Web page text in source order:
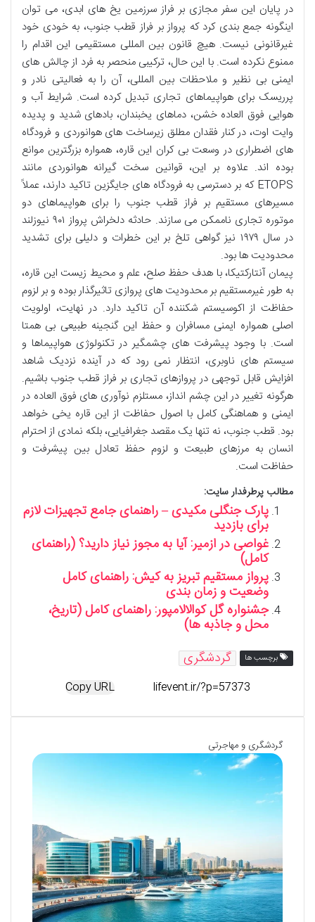
در پایان این سفر مجازی بر فراز سرزمین یخ های ابدی، می توان
اینگونه جمع بندی کرد که پرواز بر فراز قطب جنوب، به خودی خود
غیرقانونی نیست. هیچ قانون بین المللی مستقیمی این اقدام را
ممنوع نکرده است. با این حال، ترکیبی منحصر به فرد از چالش های
ایمنی بی نظیر و ملاحظات بین المللی، آن را به فعالیتی نادر و
پرریسک برای هواپیماهای تجاری تبدیل کرده است. شرایط آب و
هوایی فوق العاده خشن، دماهای یخبندان، بادهای شدید و پدیده
وایت اوت، در کنار فقدان مطلق زیرساخت های هوانوردی و فرودگاه
های اضطراری در وسعت بی کران این قاره، همواره بزرگترین موانع
بوده اند. علاوه بر این، قوانین سخت گیرانه هوانوردی مانند
ETOPS که بر دسترسی به فرودگاه های جایگزین تاکید دارند، عملاً
مسیرهای مستقیم بر فراز قطب جنوب را برای هواپیماهای دو
موتوره تجاری ناممکن می سازند. حادثه دلخراش پرواز ۹۰۱ نیوزلند
در سال ۱۹۷۹ نیز گواهی تلخ بر این خطرات و دلیلی برای تشدید
محدودیت ها بود.
پیمان آنتارکتیکا، با هدف حفظ صلح، علم و محیط زیست این قاره،
به طور غیرمستقیم بر محدودیت های پروازی تاثیرگذار بوده و بر لزوم
حفاظت از اکوسیستم شکننده آن تاکید دارد. در نهایت، اولویت
اصلی همواره ایمنی مسافران و حفظ این گنجینه طبیعی بی همتا
است. با وجود پیشرفت های چشمگیر در تکنولوژی هواپیماها و
سیستم های ناوبری، انتظار نمی رود که در آینده نزدیک شاهد
افزایش قابل توجهی در پروازهای تجاری بر فراز قطب جنوب باشیم.
هرگونه تغییر در این چشم انداز، مستلزم نوآوری های فوق العاده در
ایمنی و هماهنگی کامل با اصول حفاظت از این قاره یخی خواهد
بود. قطب جنوب، نه تنها یک مقصد جغرافیایی، بلکه نمادی از احترام
انسان به مرزهای طبیعت و لزوم حفظ تعادل بین پیشرفت و
حفاظت است.
مطالب پرطرفدار سایت:
پارک جنگلی مکیدی – راهنمای جامع تجهیزات لازم
برای بازدید
غواصی در ازمیر: آیا به مجوز نیاز دارید؟ (راهنمای
کامل)
پرواز مستقیم تبریز به کیش: راهنمای کامل
وضعیت و زمان بندی
جشنواره گل کوالالامپور: راهنمای کامل (تاریخ،
محل و جاذبه ها)
برچسب ها گردشگری
Copy URL
گردشگری و مهاجرتی